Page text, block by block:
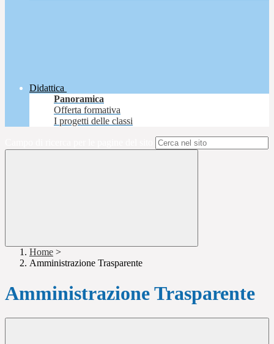
Didattica
Panoramica
Offerta formativa
I progetti delle classi
Home >
Amministrazione Trasparente
Amministrazione Trasparente